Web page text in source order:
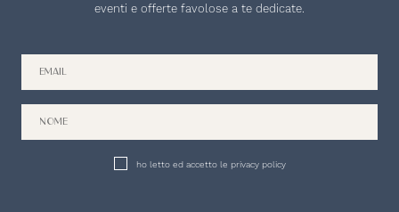
eventi e offerte favolose a te dedicate.
ho letto ed accetto le privacy policy